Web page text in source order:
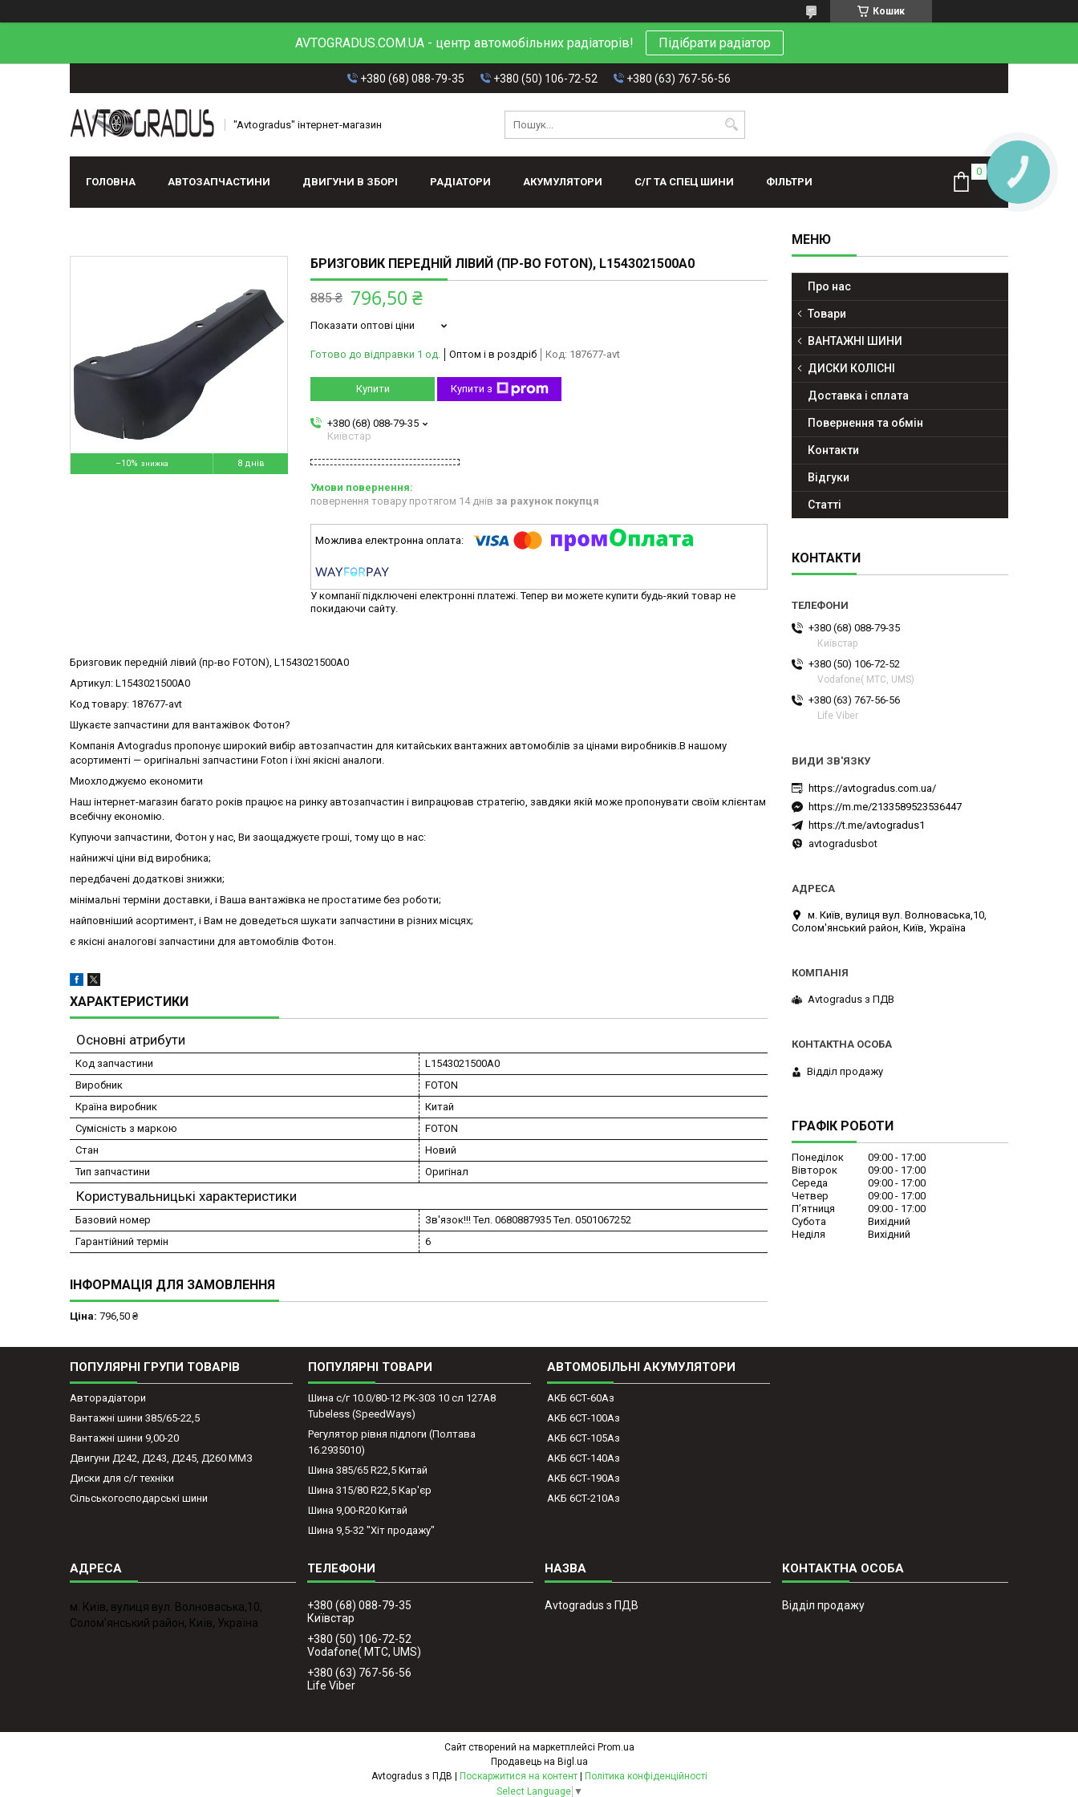
Кошик
AVTOGRADUS.COM.UA - центр автомобільних радіаторів! Підібрати радіатор
+380 (68) 088-79-35 +380 (50) 106-72-52 +380 (63) 767-56-56
"Avtogradus" інтернет-магазин
ГОЛОВНА АВТОЗАПЧАСТИНИ ДВИГУНИ В ЗБОРІ РАДІАТОРИ АКУМУЛЯТОРИ С/Г ТА СПЕЦ ШИНИ ФІЛЬТРИ
–10% 8 днів
БРИЗГОВИК ПЕРЕДНІЙ ЛІВИЙ (ПР-ВО FOTON), L1543021500A0
885 ₴ 796,50 ₴
Показати оптові ціни
Готово до відправки 1 од. Оптом і в роздріб Код: 187677-avt
Купити Купити з
+380 (68) 088-79-35
Київстар
повернення товару протягом 14 днів за рахунок покупця
У компанії підключені електронні платежі. Тепер ви можете купити будь-який товар не
покидаючи сайту.
Бризговик передній лівий (пр-во FOTON), L1543021500A0
Артикул: L1543021500A0
Код товару: 187677-avt
Шукаєте запчастини для вантажівок Фотон?
Компанія Avtogradus пропонує широкий вибір автозапчастин для китайських вантажних автомобілів за цінами виробників.В нашому
асортименті — оригінальні запчастини Foton і їхні якісні аналоги.
Миохлоджуємо економити
Наш інтернет-магазин багато років працює на ринку автозапчастин і випрацював стратегію, завдяки якій може пропонувати своїм клієнтам
всебічну економію.
Купуючи запчастини, Фотон у нас, Ви заощаджуєте гроші, тому що в нас:
найнижчі ціни від виробника;
передбачені додаткові знижки;
мінімальні терміни доставки, і Ваша вантажівка не простатиме без роботи;
найповніший асортимент, і Вам не доведеться шукати запчастини в різних місцях;
є якісні аналогові запчастини для автомобілів Фотон.
ХАРАКТЕРИСТИКИ
Основні атрибути
Код запчастини
L1543021500A0
Виробник
FOTON
Країна виробник
Китай
Сумісність з маркою
FOTON
Стан
Новий
Тип запчастини
Оригінал
Користувальницькі характеристики
Базовий номер
Зв'язок!!! Тел. 0680887935 Тел. 0501067252
Гарантійний термін
6
ІНФОРМАЦІЯ ДЛЯ ЗАМОВЛЕННЯ
Ціна: 796,50 ₴
Про нас
Товари
ВАНТАЖНІ ШИНИ
ДИСКИ КОЛІСНІ
Доставка і сплата
Повернення та обмін
Контакти
Відгуки
Статті
КОНТАКТИ
+380 (68) 088-79-35
Київстар
+380 (50) 106-72-52
Vodafone( МТС, UMS)
+380 (63) 767-56-56
Life Viber
https://avtogradus.com.ua/
https://m.me/2133589523536447
https://t.me/avtogradus1
avtogradusbot
м. Київ, вулиця вул. Волноваська,10,
Солом'янський район, Київ, Україна
Avtogradus з ПДВ
Відділ продажу
ГРАФІК РОБОТИ
Понеділок 09:00
17:00
Вівторок
09:00
17:00
Середа
09:00
17:00
Четвер
09:00
17:00
Пʼятниця
09:00
17:00
Субота
Вихідний
Неділя
Вихідний
ПОПУЛЯРНІ ГРУПИ ТОВАРІВ
Авторадіатори
Вантажні шини 385/65-22,5
Вантажні шини 9,00-20
Двигуни Д242, Д243, Д245, Д260 ММЗ
Диски для с/г техніки
Сільськогосподарські шини
ПОПУЛЯРНІ ТОВАРИ
Шина с/г 10.0/80-12 PK-303 10 сл 127A8
Tubeless (SpeedWays)
Регулятор рівня підлоги (Полтава
16.2935010)
Шина 385/65 R22,5 Китай
Шина 315/80 R22,5 Кар'єр
Шина 9,00-R20 Китай
Шина 9,5-32 "Хіт продажу"
АВТОМОБІЛЬНІ АКУМУЛЯТОРИ
АКБ 6СТ-60Аз
АКБ 6СТ-100Аз
АКБ 6СТ-105Аз
АКБ 6СТ-140Аз
АКБ 6СТ-190Аз
АКБ 6СТ-210Аз
м. Київ, вулиця вул. Волноваська,10,
Солом'янський район, Київ, Україна
+380 (68) 088-79-35
Київстар
+380 (50) 106-72-52
Vodafone( МТС, UMS)
+380 (63) 767-56-56
Life Viber
Avtogradus з ПДВ Відділ продажу
Сайт створений на маркетплейсі Prom.ua
Продавець на Bigl.ua
Поскаржитися на контент
Політика конфіденційності
Select Language ▼
КНОПКА
ЗВ'ЯЗКУ